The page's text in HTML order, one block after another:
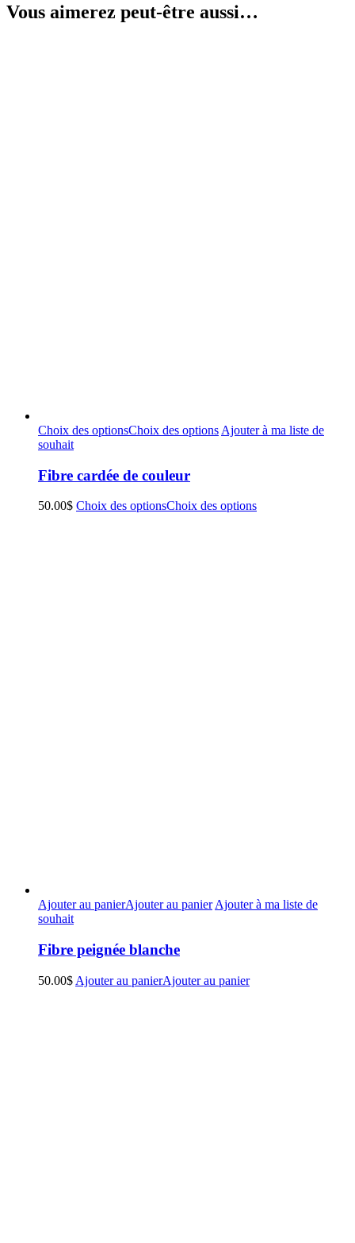
Vous aimerez peut-être aussi…
Choix des optionsChoix des options Ajouter à ma liste de
souhait
Fibre cardée de couleur
50.00$ Choix des optionsChoix des options
Ajouter au panierAjouter au panierAjouter à ma liste de
souhait
Fibre peignée blanche
50.00$ Ajouter au panierAjouter au panier